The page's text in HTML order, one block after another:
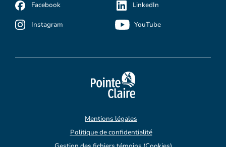
Facebook
Instagram
LinkedIn
YouTube
Mentions légales
Politique de confidentialité